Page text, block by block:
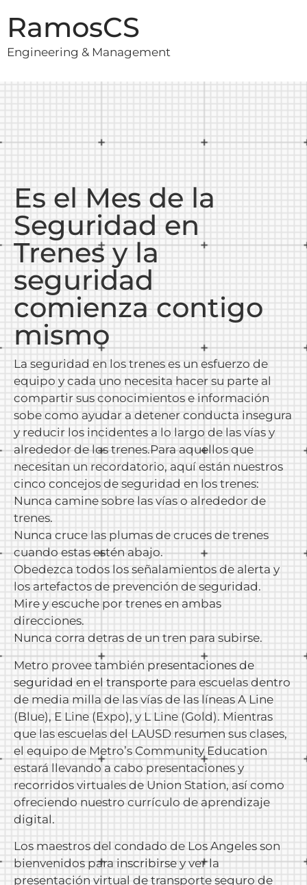
RamosCS
Engineering & Management
Es el Mes de la
Seguridad en
Trenes y la
seguridad
comienza contigo
mismo
La seguridad en los trenes es un esfuerzo de
equipo y cada uno necesita hacer su parte al
compartir sus conocimientos e información
sobe como ayudar a detener conducta insegura
y reducir los incidentes a lo largo de las vías y
alrededor de los trenes.Para aquellos que
necesitan un recordatorio, aquí están nuestros
cinco concejos de seguridad en los trenes:
Nunca camine sobre las vías o alrededor de
trenes.
Nunca cruce las plumas de cruces de trenes
cuando estas estén abajo.
Obedezca todos los señalamientos de alerta y
los artefactos de prevención de seguridad.
Mire y escuche por trenes en ambas
direcciones.
Nunca corra detras de un tren para subirse.
Metro provee también presentaciones de
seguridad en el transporte para escuelas dentro
de media milla de las vías de las líneas A Line
(Blue), E Line (Expo), y L Line (Gold). Mientras
que las escuelas del LAUSD resumen sus clases,
el equipo de Metro’s Community Education
estará llevando a cabo presentaciones y
recorridos virtuales de Union Station, así como
ofreciendo nuestro currículo de aprendizaje
digital.
Los maestros del condado de Los Angeles son
bienvenidos parainscribirsey ver la
presentación virtual de transporte seguro de